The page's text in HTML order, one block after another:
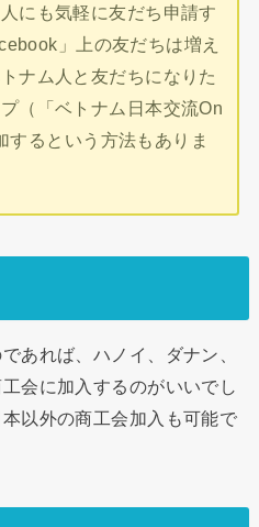
にも気軽に友だち申請す
」上の友だちは増え
ナム人と友だちになりた
（「ベトナム日本交流On
るという方法もありま
あれば、ハノイ、ダナン、
会に加入するのがいいでし
以外の商工会加入も可能で